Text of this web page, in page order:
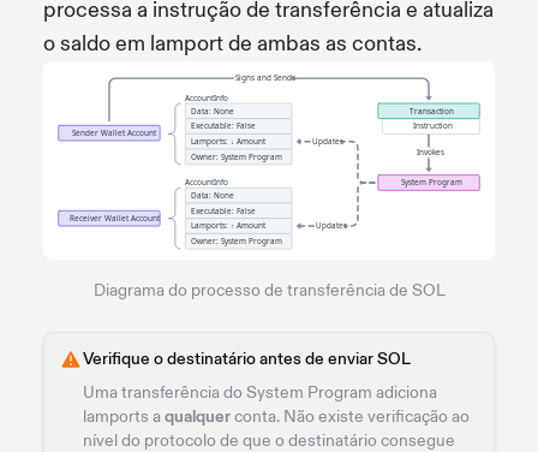
processa a instrução de transferência e atualiza
o saldo em lamport de ambas as contas.
Diagrama do processo de transferência de SOL
Verifique o destinatário antes de enviar SOL
Uma transferência do System Program adiciona
lamports a qualquerconta. Não existe verificação ao
nível do protocolo de que o destinatário consegue